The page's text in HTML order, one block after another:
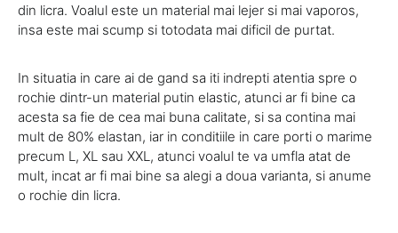
din licra. Voalul este un material mai lejer si mai vaporos,
insa este mai scump si totodata mai dificil de purtat.
In situatia in care ai de gand sa iti indrepti atentia spre o
rochie dintr-un material putin elastic, atunci ar fi bine ca
acesta sa fie de cea mai buna calitate, si sa contina mai
mult de 80% elastan, iar in conditiile in care porti o marime
precum L, XL sau XXL, atunci voalul te va umfla atat de
mult, incat ar fi mai bine sa alegi a doua varianta, si anume
o rochie din licra.